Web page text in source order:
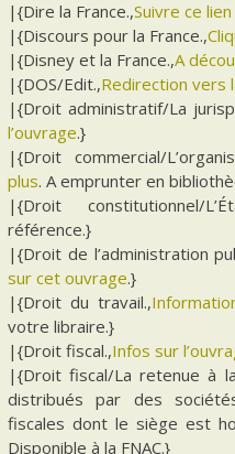
|{Dire la France.,Suivre ce lien
|{Discours pour la France.,
|{Disney et la France.,A
|{DOS/Edit.,Redirection vers
|{Droit administratif/La
l’ouvrage.}
|{Droit commercial/
plus. A emprunter en
|{Droit constitutionnel/
référence.}
|{Droit de l’administration
sur cet ouvrage.}
|{Droit du travail.,
votre libraire.}
|{Droit fiscal.,Infos sur
|{Droit fiscal/La retenue à
distribués par des
fiscales dont le siège est
Disponible à la FNAC.}